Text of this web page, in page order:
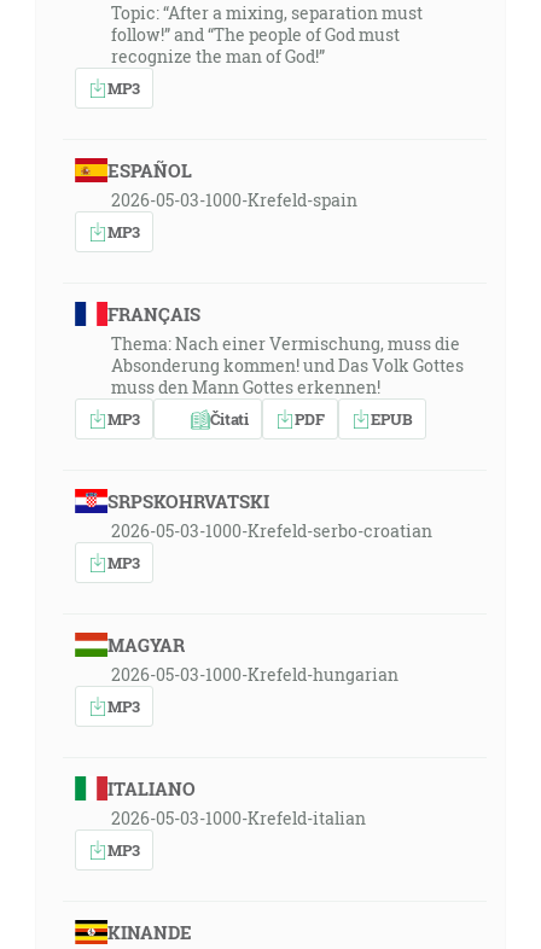
Topic: “After a mixing, separation must
follow!” and “The people of God must
recognize the man of God!”
MP3
ESPAÑOL
2026-05-03-1000-Krefeld-spain
MP3
FRANÇAIS
Thema: Nach einer Vermischung, muss die
Absonderung kommen! und Das Volk Gottes
muss den Mann Gottes erkennen!
MP3 Čitati PDF EPUB
SRPSKOHRVATSKI
2026-05-03-1000-Krefeld-serbo-croatian
MP3
MAGYAR
2026-05-03-1000-Krefeld-hungarian
MP3
ITALIANO
2026-05-03-1000-Krefeld-italian
MP3
KINANDE